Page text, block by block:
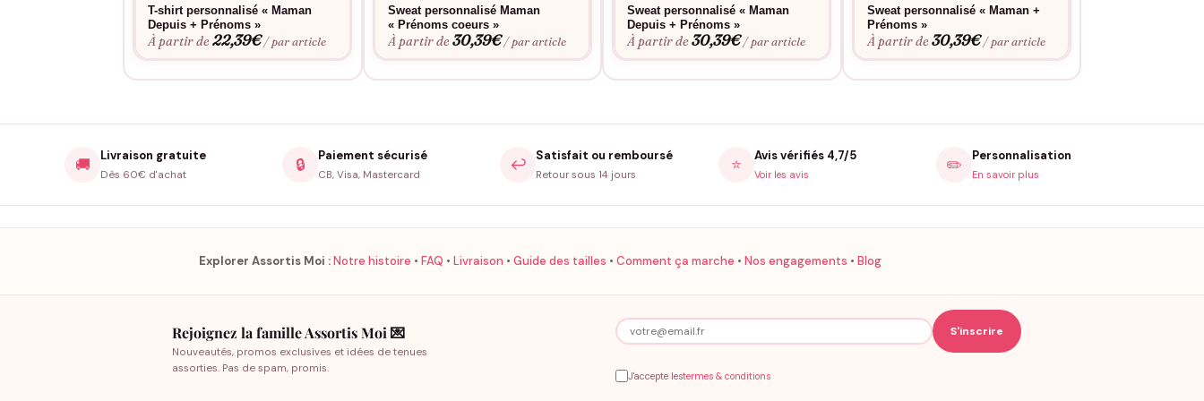
T-shirt personnalisé « Maman
Depuis + Prénoms »
À partir de22,39€ / par article
Sweat personnalisé Maman
« Prénoms coeurs »
À partir de30,39€ / par article
Sweat personnalisé « Maman
Depuis + Prénoms »
À partir de30,39€ / par article
Sweat personnalisé « Maman +
Prénoms »
À partir de30,39€ / par article
🚚 Livraison gratuite
Dès 60€ d'achat
🔒 Paiement sécurisé
CB, Visa, Mastercard
↩️ Satisfait ou remboursé
Retour sous 14 jours
⭐ Avis vérifiés 4,7/5
Voir les avis ✏️ Personnalisation
En savoir plus
Explorer Assortis Moi :Notre histoire • FAQ • Livraison • Guide des tailles • Comment ça marche • Nos engagements • Blog
Rejoignez la famille Assortis Moi 💌
Nouveautés, promos exclusives et idées de tenues
assorties. Pas de spam, promis.
J'accepte lestermes & conditions